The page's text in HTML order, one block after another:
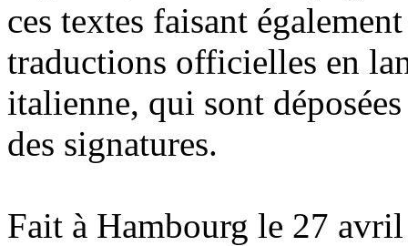
ces textes faisant
traductions officielles en
italienne, qui sont
des signatures.
Fait à Hambourg le 27